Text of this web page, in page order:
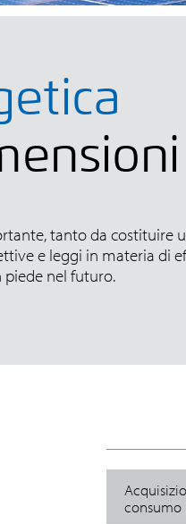
tanto da costituire
e leggi in materia di
piede nel futuro.
consumo